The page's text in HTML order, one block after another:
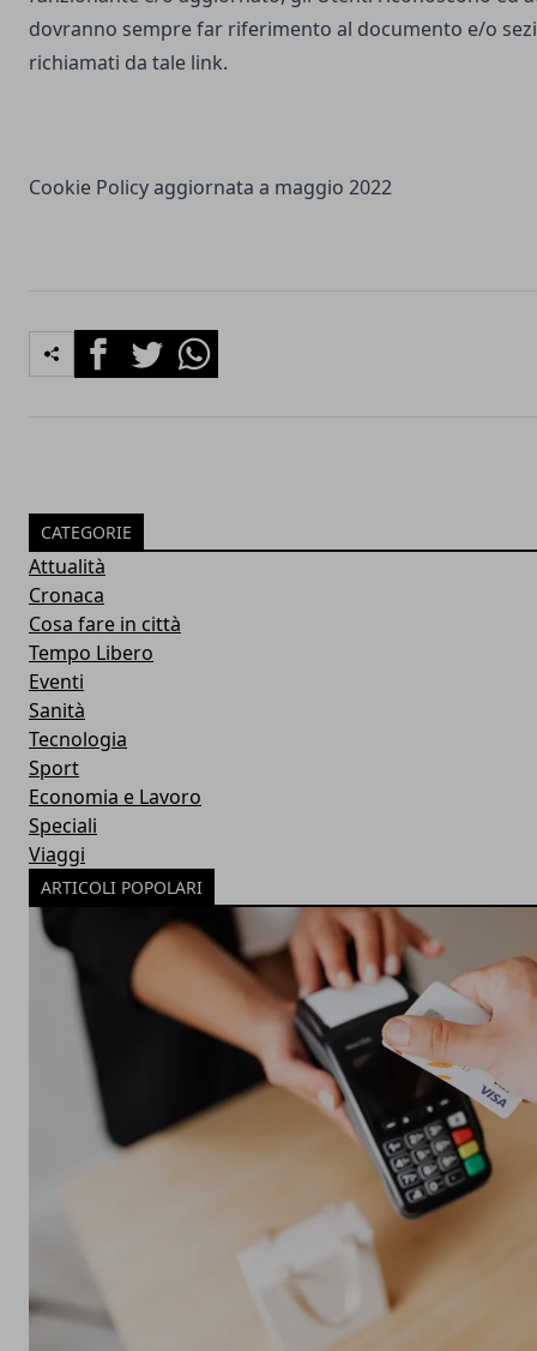
dovranno sempre far riferimento al documento e/o
richiamati da tale link.
Cookie Policy aggiornata a maggio 2022
FacebookTwitterWhatsapp
CATEGORIE
Attualità
Cronaca
Cosa fare in città
Tempo Libero
Eventi
Sanità
Tecnologia
Sport
Economia e Lavoro
Speciali
Viaggi
ARTICOLI POPOLARI